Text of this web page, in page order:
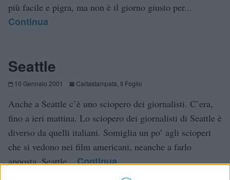
più facile e pigra, ma non è il giorno giusto per...
Continua
Seattle
10 Gennaio 2001 Cartastampata Il Foglio
Anche a Seattle c’è uno sciopero dei giornalisti. C’era,
fino a ieri mattina. Lo sciopero dei giornalisti di Seattle è
diverso da quelli italiani. Somiglia un po’ agli scioperi
che si vedono nei film americani, neanche a farlo
apposta. Seattle...Continua